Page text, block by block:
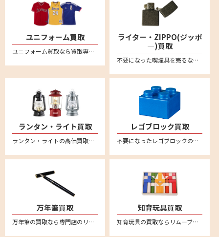
ユニフォーム買取
ユニフォーム買取なら買取専門店のリムーブ！野球、サッカー、バスケなど各種ユニフォームを買取強化中！日本全国どこからでも送料無料宅配買取＆無料宅配キットなのでカンタン安心にお売りいただけます
ライター・ZIPPO(ジッポ
―)買取
不要になった喫煙具を売るならリムーブへ。絶賛買取中。全国対応・送料無料の宅配査定はこちら。新品未使用品から中古品までしっかり買取査定。zippo(ジッポー）のオイルライターや有名ブランドのガスライターなど、喫煙グッズを売るなら宅配買取がカンタン便利です。
ランタン・ライト買取
ランタン・ライトの高価買取なら買取専門店のリムーブ(reMOVE)。リムーブなら、宅配買取専門店なので、日本全国どこからでも買取が可能！しかも送料は完全無料！簡単・安心・丁寧な宅配専門の買取サービスです。自宅に居ながら査定～入金まで安心してお任せください。LED・電池式ランタン、ライト・ランタンなど、幅広く買取させていただきます。コールマン(Coleman)やスノーピーク(snow peak)、ペトロマックス(Petromax)、デイツ(DIETZ) 、フュアーハンド(FEUERHAND) など買取対象ブランド多数！汚れや傷があってもお買取させていただいております。買取査定額に満足された場合のみお買取させていただきますので、お気軽にお問い合わせください。
レゴブロック買取
不要になったレゴブロックの買取ならリムーブ。全国送料無料の宅配査定はこちら。
万年筆買取
万年筆の買取なら専門店のリムーブ。モンブランやセーラー、ペリカン、ラミー、ウォーターマン、アウロラなど幅広く万年筆の買取強化をおこなっております。万年筆を売るならリムーブへ。全国対応・送料無料の宅配査定はこちら
知育玩具買取
知育玩具の買取ならリムーブ。不用になった知育玩具は宅配買取で簡単に売ることができます。リトルダッチやリーウッド、ブリオ、ボーネルンドといった海外知育玩具の人気ブランドは特に買取強化中！